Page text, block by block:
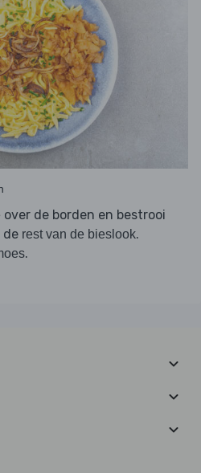
over de borden en bestrooi
de rest van de bieslook.
.